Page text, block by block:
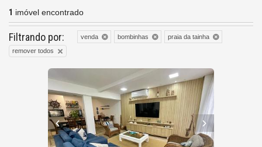
1 imóvel encontrado
Filtrando por: venda bombinhas
praia da tainha
remover todos